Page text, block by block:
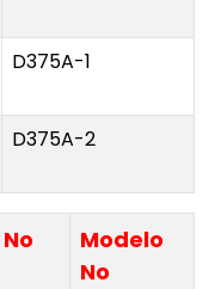
D375A-1
D375A-2
Modelo
No